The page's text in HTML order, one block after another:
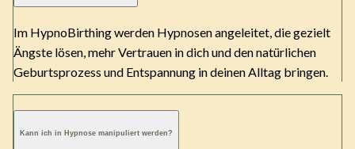
Im HypnoBirthing werden Hypnosen angeleitet, die gezielt
Ängste lösen, mehr Vertrauen in dich und den natürlichen
Geburtsprozess und Entspannung in deinen Alltag bringen.
Kann ich in Hypnose manipuliert werden?